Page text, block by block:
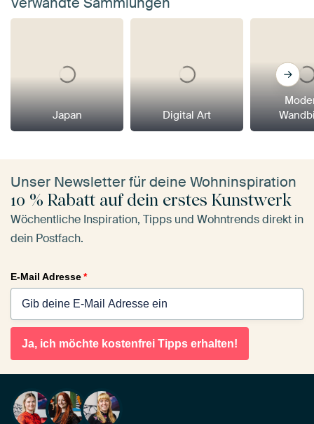
Japan Digital Art
Unser Newsletter für deine Wohninspiration
10 % Rabatt auf dein erstes Kunstwerk
Wöchentliche Inspiration, Tipps und Wohntrends direkt in
dein Postfach.
E-Mail Adresse*
Ja, ich möchte kostenfrei Tipps erhalten!